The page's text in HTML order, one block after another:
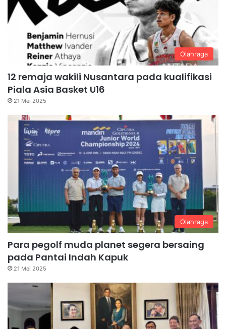
Olahraga
12 remaja wakili Nusantara pada kualifikasi
Piala Asia Basket U16
21 Mei 2025
Olahraga
Para pegolf muda planet segera bersaing
pada Pantai Indah Kapuk
21 Mei 2025